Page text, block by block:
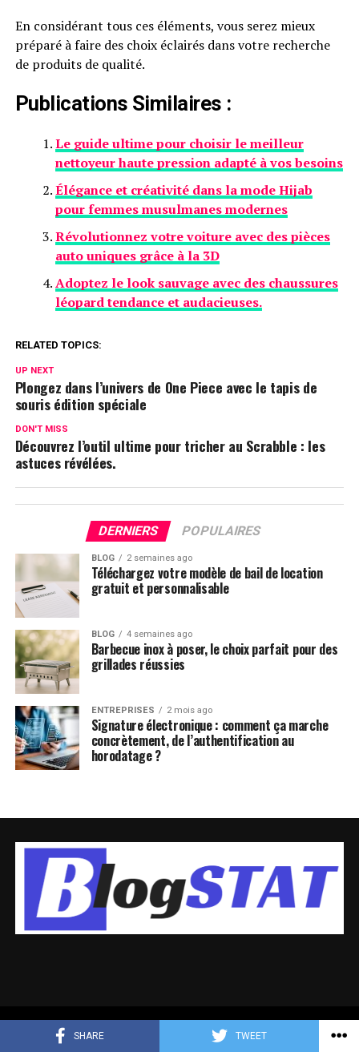
SHARE TWEET
En considérant tous ces éléments, vous serez mieux
préparé à faire des choix éclairés dans votre recherche
de produits de qualité.
Publications Similaires :
Le guide ultime pour choisir le meilleur
nettoyeur haute pression adapté à vos besoins
Élégance et créativité dans la mode Hijab
pour femmes musulmanes modernes
Révolutionnez votre voiture avec des pièces
auto uniques grâce à la 3D
Adoptez le look sauvage avec des chaussures
léopard tendance et audacieuses.
RELATED TOPICS:
UP NEXT
Plongez dans l’univers de One Piece avec le tapis de
souris édition spéciale
DON'T MISS
Découvrez l’outil ultime pour tricher au Scrabble : les
astuces révélées.
DERNIERS POPULAIRES
BLOG 2 semaines ago
Téléchargez votre modèle de bail de location
gratuit et personnalisable
BLOG 4 semaines ago
Barbecue inox à poser, le choix parfait pour des
grillades réussies
ENTREPRISES 2 mois ago
Signature électronique : comment ça marche
concrètement, de l’authentification au
horodatage ?
Blog-stat.com